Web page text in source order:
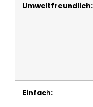
Umweltfreundlich:
Einfach: